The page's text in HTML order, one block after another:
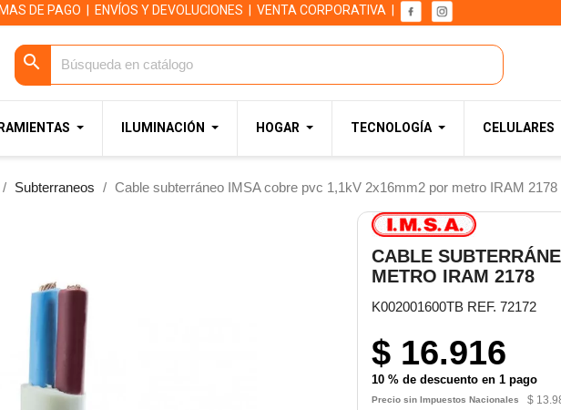
DE PAGO ENVÍOS Y DEVOLUCIONES VENTA CORPORATIVA
search
ILUMINACIÓN HOGAR TECNOLOGÍA CELULARES
Subterraneos Cable subterráneo IMSA cobre pvc 1,1kV 2x16mm2 por metro IRAM 2178
CABLE
METRO IRAM 2178
K002001600TB REF. 72172
$ 16.916
10 % de descuento en 1 pago
Precio sin Impuestos Nacionales $